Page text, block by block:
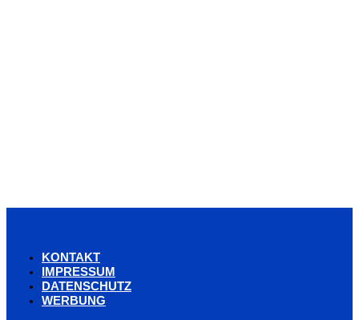
KONTAKT
IMPRESSUM
DATENSCHUTZ
WERBUNG